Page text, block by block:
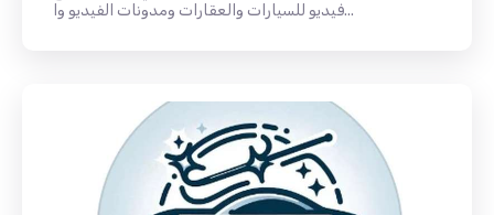
فيديو للسيارات والعقارات ومدونات الفيديو وا...